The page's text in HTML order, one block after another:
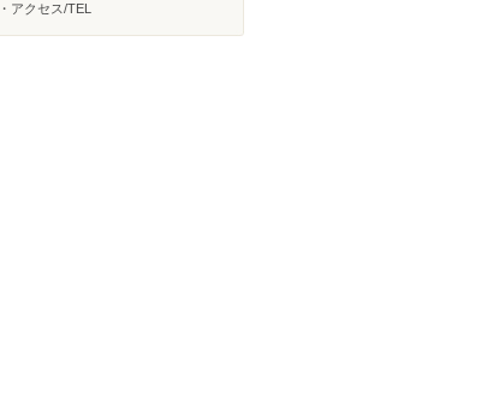
・アクセス/TEL